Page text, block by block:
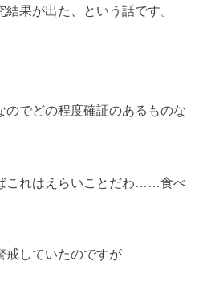
果が出た、という話です。
のでどの程度確証のあるものな
これはえらいことだわ……食べ
戒していたのですが